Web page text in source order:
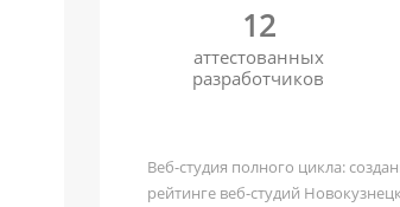
12
аттестованных
разработчиков
Веб-студия полного цикла:
рейтинге веб-студий